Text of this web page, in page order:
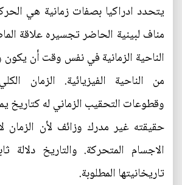
يتحدد ادراكيا بصفات زمانية هي
مناف لبينية الحاضر تجسيره علاقة
الناحية الزمانية في نفس وقت أن يكون
من الناحية الفيزيائية. الزمان
وقطوعات التحقيب الزماني له كتاريخ
حقيقته غير مدرك وزائف لأن الزمان
الاجسام المتحركة. والتاريخ دلالة
تاريخانيتها المطلوبة.